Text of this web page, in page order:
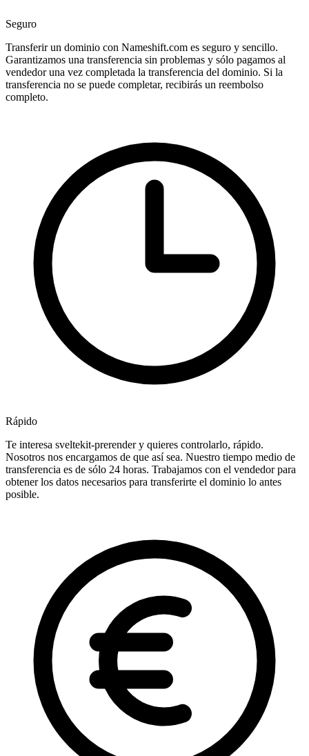
Seguro
Transferir un dominio con Nameshift.com es seguro y sencillo.
Garantizamos una transferencia sin problemas y sólo pagamos al
vendedor una vez completada la transferencia del dominio. Si la
transferencia no se puede completar, recibirás un reembolso
completo.
Rápido
Te interesa sveltekit-prerender y quieres controlarlo, rápido.
Nosotros nos encargamos de que así sea. Nuestro tiempo medio de
transferencia es de sólo 24 horas. Trabajamos con el vendedor para
obtener los datos necesarios para transferirte el dominio lo antes
posible.